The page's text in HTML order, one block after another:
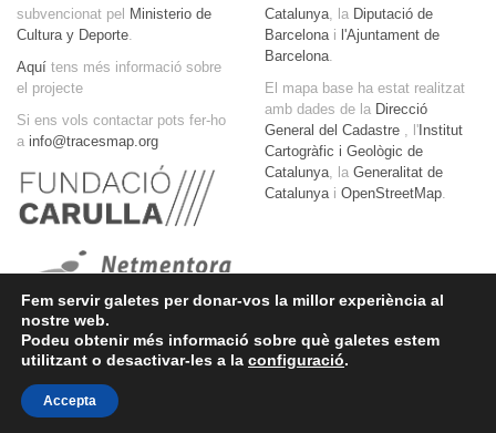
subvencionat pel Ministerio de
Cultura y Deporte
Aquí tens més informació sobre
el projecte
Si ens vols contactar pots fer-ho
a info@tracesmap.org
Catalunya , la Diputació de
Barcelona i l'Ajuntament de
Barcelona
El mapa base ha estat realitzat
amb dades de la Direcció
General del Cadastre , l' Institut
Cartogràfic i Geològic de
Catalunya , la Generalitat de
Catalunya i OpenStreetMap
Fem servir galetes per donar-vos la millor experiència al
nostre web.
Podeu obtenir més informació sobre què galetes estem
utilitzant o desactivar-les a la configuració.
Accepta